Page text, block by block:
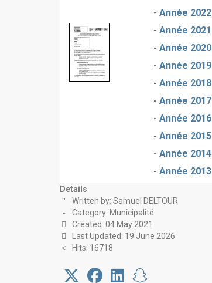
- Année 2022
- Année 2021
- Année 2020
- Année 2019
- Année 2018
- Année 2017
- Année 2016
- Année 2015
- Année 2014
- Année 2013
Details
Written by: Samuel DELTOUR
Category: Municipalité
Created: 04 May 2021
Last Updated: 19 June 2026
Hits: 16718